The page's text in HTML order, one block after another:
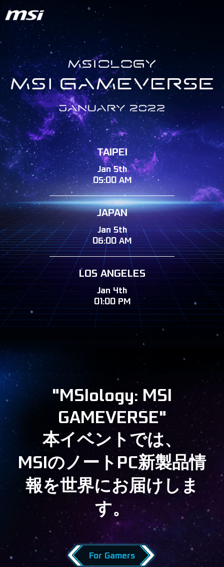
TAIPEI
Jan 5th
05:00 AM
JAPAN
Jan 5th
06:00 AM
LOS ANGELES
Jan 4th
01:00 PM
"MSIology: MSI
GAMEVERSE"
本イベントでは、
MSIのノートPC新製品情
報を世界にお届けしま
す。
For Gamers